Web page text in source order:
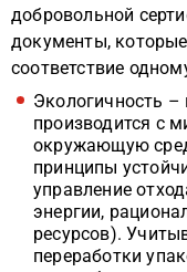
добровольной
документы,
соответствие
Экологичность –
производится с
окружающую
принципы
управление
энергии,
ресурсов).
переработки